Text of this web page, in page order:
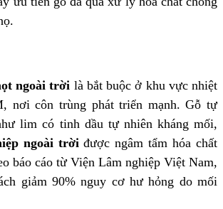
ngoài trời là bắt buộc ở khu vực nhiệt
nơi côn trùng phát triển mạnh. Gỗ tự
lim có tinh dầu tự nhiên kháng mối,
ngoài trờiđược ngâm tẩm hóa chất
báo cáo từ Viện Lâm nghiệp Việt Nam,
giảm 90% nguy cơ hư hỏng do mối